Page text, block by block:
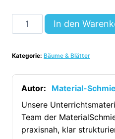
Steckbrief:
Die
[Digital]
Menge
In den
Kategorie: Bäume & Blätter
Autor:
Material-
Unsere
Team der
praxisnah, klar